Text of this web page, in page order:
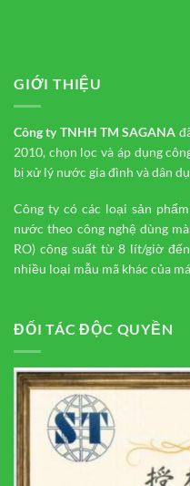
GIỚI THIỆU
Công ty TNHH TMSAGANA
2010, chọn lọc và áp dụng
bị xử lý nước gia đình và dân
Công ty có các loại sản
nước theo công nghệ dùng
RO) công suất từ 8 lít/giờ
nhiều loại mẫu mã khác của
ĐỐI TÁC ĐỘC QUYỀN